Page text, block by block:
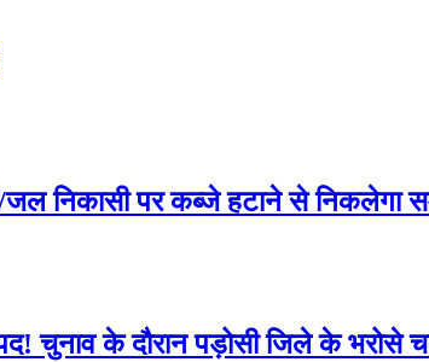
जल निकासी पर कब्जे हटाने से निकलेगा
चुनाव के दौरान पड़ोसी जिले के भरोसे